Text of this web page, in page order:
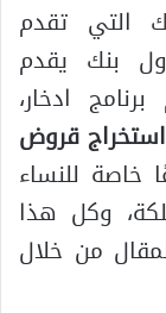
التي تقدم
بنك يقدم
ادخار،
استخراج قروض
خاصة للنساء
وكل هذا
من خلال